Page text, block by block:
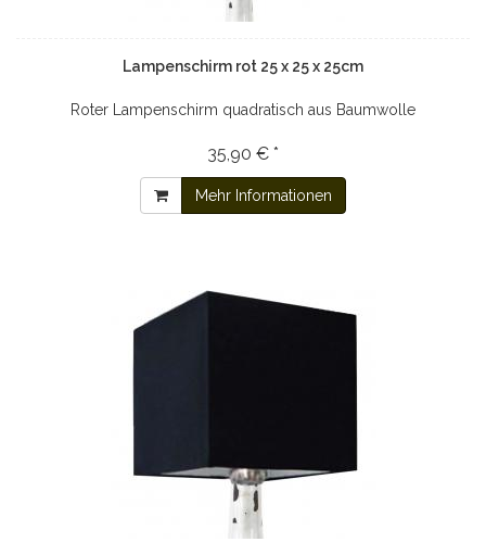
Lampenschirm rot 25 x 25 x 25cm
Roter Lampenschirm quadratisch aus Baumwolle
35,90 € *
Mehr Informationen